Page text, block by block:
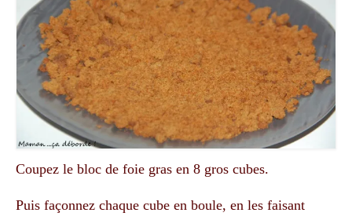
Coupez le bloc de foie gras en 8 gros cubes.
Puis façonnez chaque cube en boule, en les faisant